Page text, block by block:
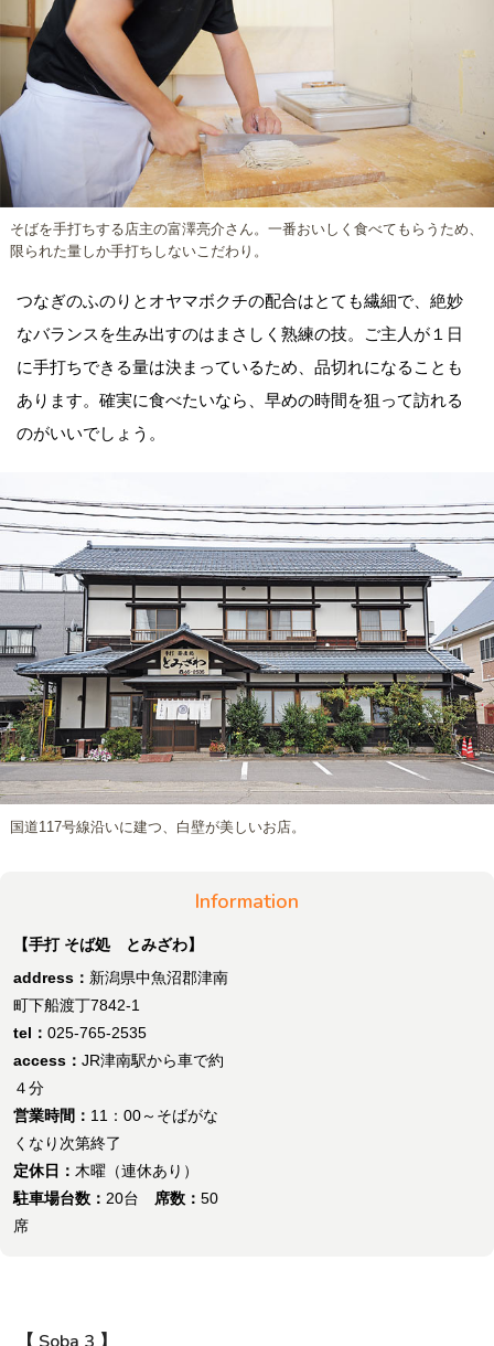
そばを手打ちする店主の富澤亮介さん。一番おいしく食べてもらうため、
限られた量しか手打ちしないこだわり。
つなぎのふのりとオヤマボクチの配合はとても繊細で、絶妙
なバランスを生み出すのはまさしく熟練の技。ご主人が１日
に手打ちできる量は決まっているため、品切れになることも
あります。確実に食べたいなら、早めの時間を狙って訪れる
のがいいでしょう。
国道117号線沿いに建つ、白壁が美しいお店。
Information
【手打 そば処 とみざわ】
address： 新潟県中魚沼郡津南
町下船渡丁7842-1
tel： 025-765-2535
access： JR津南駅から車で約
４分
営業時間： 11：00～そばがな
くなり次第終了
定休日： 木曜（連休あり）
駐車場台数： 20台 席数： 50
席